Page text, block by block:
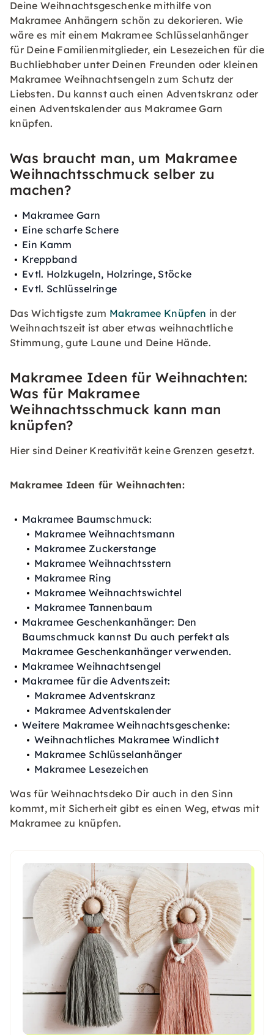
Deine Weihnachtsgeschenke mithilfe von
Makramee Anhängern schön zu dekorieren. Wie
wäre es mit einem Makramee Schlüsselanhänger
für Deine Familienmitglieder, ein Lesezeichen für die
Buchliebhaber unter Deinen Freunden oder kleinen
Makramee Weihnachtsengeln zum Schutz der
Liebsten. Du kannst auch einen Adventskranz oder
einen Adventskalender aus Makramee Garn
knüpfen.
Was braucht man, um Makramee
Weihnachtsschmuck selber zu
machen?
Makramee Garn
Eine scharfe Schere
Ein Kamm
Kreppband
Evtl. Holzkugeln, Holzringe, Stöcke
Evtl. Schlüsselringe
Das Wichtigste zum Makramee Knüpfen in der
Weihnachtszeit ist aber etwas weihnachtliche
Stimmung, gute Laune und Deine Hände.
Makramee Ideen für Weihnachten:
Was für Makramee
Weihnachtsschmuck kann man
knüpfen?
Hier sind Deiner Kreativität keine Grenzen gesetzt.
Makramee Ideen für Weihnachten:
Makramee Baumschmuck:
Makramee Weihnachtsmann
Makramee Zuckerstange
Makramee Weihnachtsstern
Makramee Ring
Makramee Weihnachtswichtel
Makramee Tannenbaum
Makramee Geschenkanhänger: Den
Baumschmuck kannst Du auch perfekt als
Makramee Geschenkanhänger verwenden.
Makramee Weihnachtsengel
Makramee für die Adventszeit:
Makramee Adventskranz
Makramee Adventskalender
Weitere Makramee Weihnachtsgeschenke:
Weihnachtliches Makramee Windlicht
Makramee Schlüsselanhänger
Makramee Lesezeichen
Was für Weihnachtsdeko Dir auch in den Sinn
kommt, mit Sicherheit gibt es einen Weg, etwas mit
Makramee zu knüpfen.